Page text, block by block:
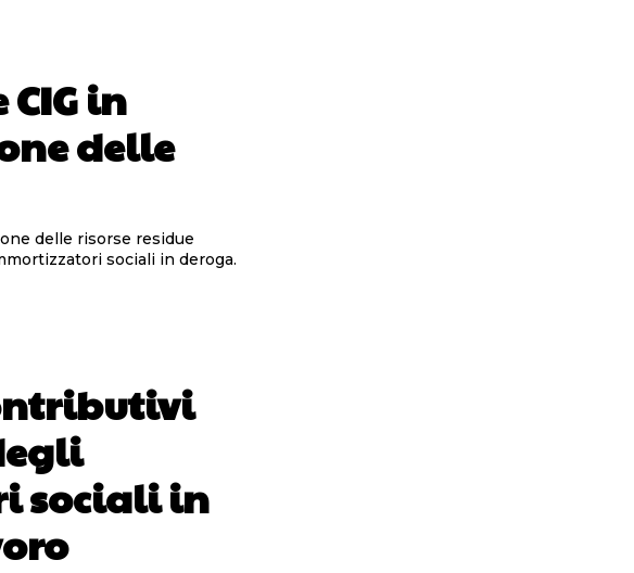
in
delle
delle risorse residue
sociali in deroga.
sociali in